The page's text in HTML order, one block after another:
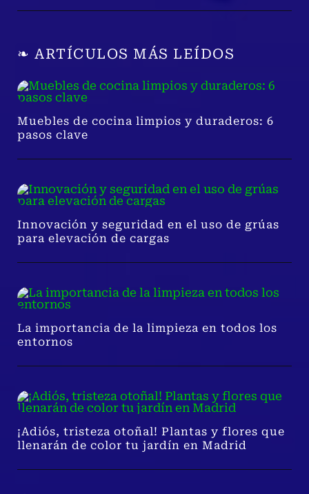
❧ ARTÍCULOS MÁS LEÍDOS
Muebles de cocina limpios y duraderos: 6
pasos clave
Innovación y seguridad en el uso de grúas
para elevación de cargas
La importancia de la limpieza en todos los
entornos
¡Adiós, tristeza otoñal! Plantas y flores que
llenarán de color tu jardín en Madrid